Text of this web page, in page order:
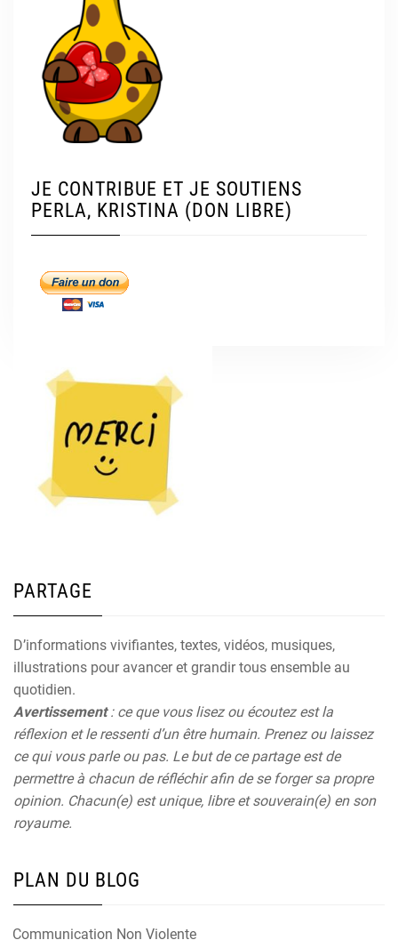
JE CONTRIBUE ET JE SOUTIENS
PERLA, KRISTINA (DON LIBRE)
PARTAGE
D’informations vivifiantes, textes, vidéos, musiques,
illustrations pour avancer et grandir tous ensemble au
quotidien.
Avertissement: ce que vous lisez ou écoutez est la
réflexion et le ressenti d’un être humain. Prenez ou laissez
ce qui vous parle ou pas. Le but de ce partage est de
permettre à chacun de réfléchir afin de se forger sa propre
opinion. Chacun(e) est unique, libre et souverain(e) en son
royaume.
PLAN DU BLOG
Communication Non Violente